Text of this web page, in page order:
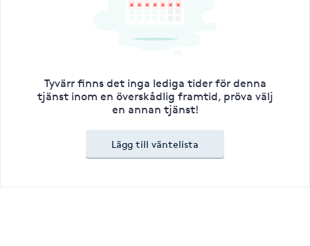
Tyvärr finns det inga lediga tider för denna
tjänst inom en överskådlig framtid, pröva välj
en annan tjänst!
Lägg till väntelista